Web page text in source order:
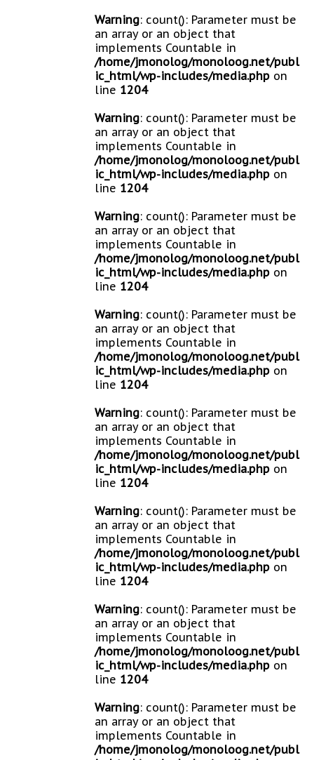
Warning: count(): Parameter must be
an array or an object that
implements Countable in
/home/jmonolog/monoloog.net/publ
ic_html/wp-includes/media.php on
line 1204
Warning: count(): Parameter must be
an array or an object that
implements Countable in
/home/jmonolog/monoloog.net/publ
ic_html/wp-includes/media.php on
line 1204
Warning: count(): Parameter must be
an array or an object that
implements Countable in
/home/jmonolog/monoloog.net/publ
ic_html/wp-includes/media.php on
line 1204
Warning: count(): Parameter must be
an array or an object that
implements Countable in
/home/jmonolog/monoloog.net/publ
ic_html/wp-includes/media.php on
line 1204
Warning: count(): Parameter must be
an array or an object that
implements Countable in
/home/jmonolog/monoloog.net/publ
ic_html/wp-includes/media.php on
line 1204
Warning: count(): Parameter must be
an array or an object that
implements Countable in
/home/jmonolog/monoloog.net/publ
ic_html/wp-includes/media.php on
line 1204
Warning: count(): Parameter must be
an array or an object that
implements Countable in
/home/jmonolog/monoloog.net/publ
ic_html/wp-includes/media.php on
line 1204
Warning: count(): Parameter must be
an array or an object that
implements Countable in
/home/jmonolog/monoloog.net/publ